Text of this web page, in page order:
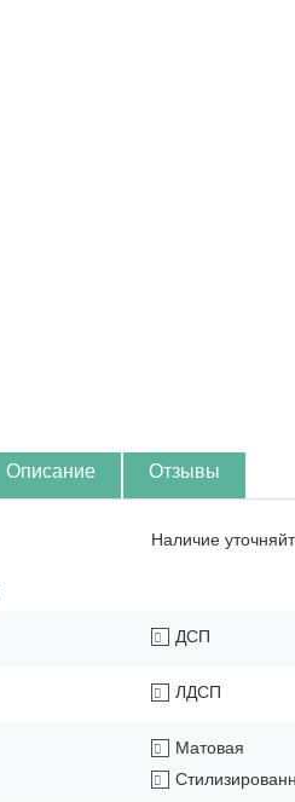
Описание Отзывы
Наличие
ДСП
ЛДСП
Матовая